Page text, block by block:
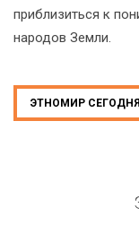
приблизиться к
народов Земли.
ЭТНОМИР СЕГОДНЯ